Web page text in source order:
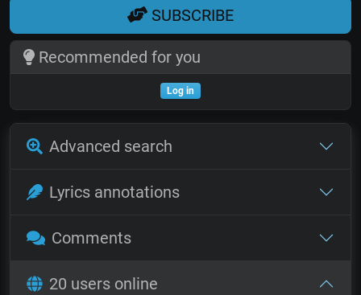
SUBSCRIBE
Recommended for you
Log in
Advanced search
Lyrics annotations
Comments
20 users online